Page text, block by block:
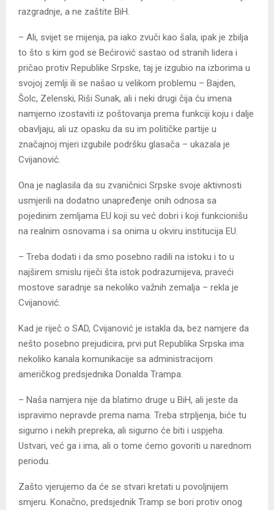
razgradnje, a ne zaštite BiH.
– Ali, svijet se mijenja, pa iako zvuči kao šala, ipak je zbilja
to što s kim god se Bećirović sastao od stranih lidera i
pričao protiv Republike Srpske, taj je izgubio na izborima u
svojoj zemlji ili se našao u velikom problemu – Bajden,
Šolc, Zelenski, Riši Sunak, ali i neki drugi čija ću imena
namjerno izostaviti iz poštovanja prema funkciji koju i dalje
obavljaju, ali uz opasku da su im političke partije u
značajnoj mjeri izgubile podršku glasača – ukazala je
Cvijanović.
Ona je naglasila da su zvaničnici Srpske svoje aktivnosti
usmjerili na dodatno unapređenje onih odnosa sa
pojedinim zemljama EU koji su već dobri i koji funkcionišu
na realnim osnovama i sa onima u okviru institucija EU.
– Treba dodati i da smo posebno radili na istoku i to u
najširem smislu riječi šta istok podrazumijeva, praveći
mostove saradnje sa nekoliko važnih zemalja – rekla je
Cvijanović.
Kad je riječ o SAD, Cvijanović je istakla da, bez namjere da
nešto posebno prejudicira, prvi put Republika Srpska ima
nekoliko kanala komunikacije sa administracijom
američkog predsjednika Donalda Trampa.
– Naša namjera nije da blatimo druge u BiH, ali jeste da
ispravimo nepravde prema nama. Treba strpljenja, biće tu
sigurno i nekih prepreka, ali sigurno će biti i uspjeha.
Ustvari, već ga i ima, ali o tome ćemo govoriti u narednom
periodu.
Zašto vjerujemo da će se stvari kretati u povoljnijem
smjeru. Konačno, predsjednik Tramp se bori protiv onog